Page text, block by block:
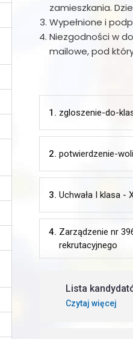
zamieszkania.
Wypełnione i
Niezgodności w
mailowe, pod
1. zgloszenie-do-
2. potwierdzenie-
3. Uchwała I klasa -
4. Zarządzenie nr
rekrutacyjnego
Lista
Czytaj więcej